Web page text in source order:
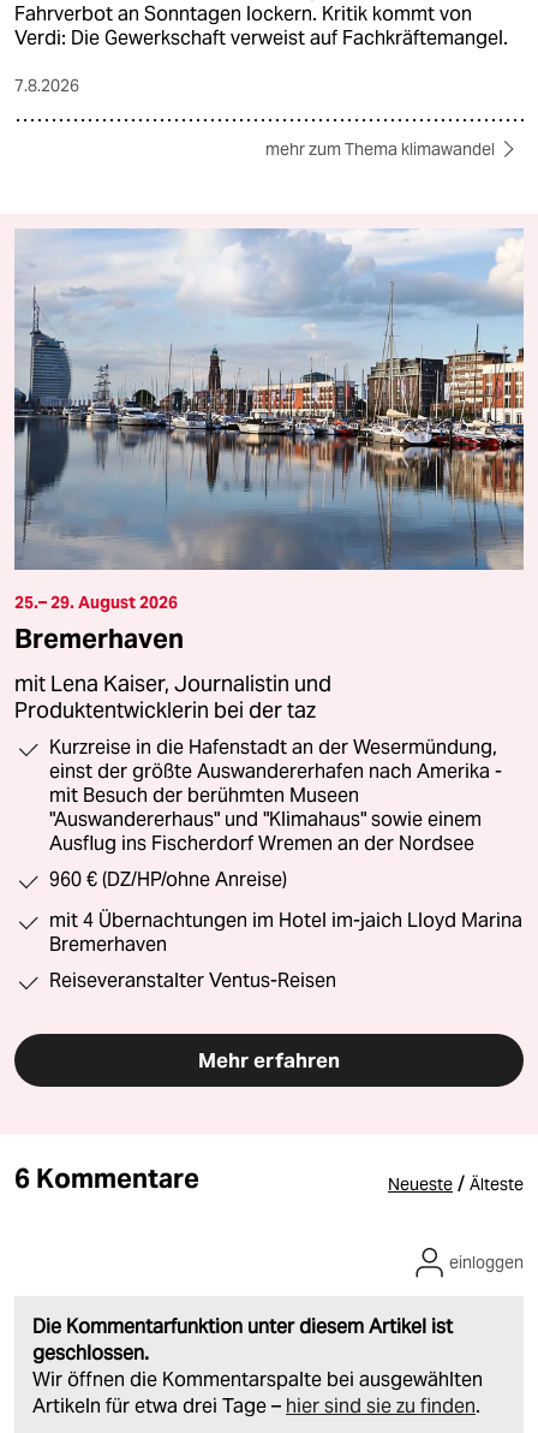
Fahrverbot an Sonntagen lockern. Kritik kommt von
Verdi: Die Gewerkschaft verweist auf Fachkräftemangel.
7.8.2026
mehr zum Thema klimawandel
25.– 29. August 2026
Bremerhaven
mit Lena Kaiser, Journalistin und
Produktentwicklerin bei der taz
Kurzreise in die Hafenstadt an der Wesermündung,
einst der größte Auswandererhafen nach Amerika -
mit Besuch der berühmten Museen
"Auswandererhaus" und "Klimahaus" sowie einem
Ausflug ins Fischerdorf Wremen an der Nordsee
960 € (DZ/HP/ohne Anreise)
mit 4 Übernachtungen im Hotel im-jaich Lloyd Marina
Bremerhaven
Reiseveranstalter Ventus-Reisen
Mehr erfahren
6 Kommentare Neueste / Älteste
Die Kommentarfunktion unter diesem Artikel ist
geschlossen.
Wir öffnen die Kommentarspalte bei ausgewählten
Artikeln für etwa drei Tage – hier sind sie zu finden.
einloggen